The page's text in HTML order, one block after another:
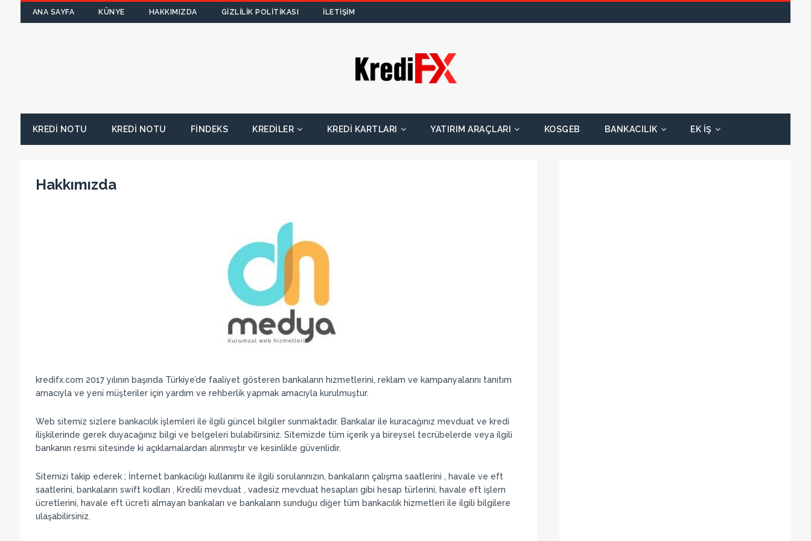
ANA SAYFA KÜNYE HAKKIMIZDA GIZLILIK POLITIKASI İLETIŞIM
KREDI NOTU KREDI NOTU FINDEKS KREDILER KREDI KARTLARI YATIRIM ARAÇLARI KOSGEB BANKACILIK EK İŞ
Hakkımızda
kredifx.com 2017 yılının başında Türkiye’de faaliyet gösteren bankaların hizmetlerini, reklam ve kampanyalarını tanıtım
amacıyla ve yeni müşteriler için yardım ve rehberlik yapmak amacıyla kurulmuştur.
Web sitemiz sizlere bankacılık işlemleri ile ilgili güncel bilgiler sunmaktadır. Bankalar ile kuracağınız mevduat ve kredi
ilişkilerinde gerek duyacağınız bilgi ve belgeleri bulabilirsiniz. Sitemizde tüm içerik ya bireysel tecrübelerde veya ilgili
bankanın resmi sitesinde ki açıklamalardan alınmıştır ve kesinlikle güvenlidir.
Sitemizi takip ederek ; İnternet bankacılığı kullanımı ile ilgili sorularınızın, bankaların çalışma saatlerini , havale ve eft
saatlerini, bankaların swift kodları , Kredili mevduat , vadesiz mevduat hesapları gibi hesap türlerini, havale eft işlem
ücretlerini, havale eft ücreti almayan bankaları ve bankaların sunduğu diğer tüm bankacılık hizmetleri ile ilgili bilgilere
ulaşabilirsiniz.